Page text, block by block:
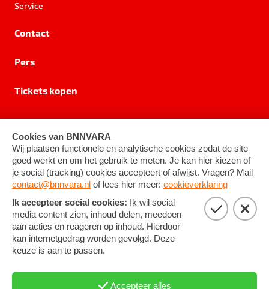
Service
Contact
Pers
Tickets kopen
Privacy Cookie-instellingen
Algemene voorwaarden ©2026BNNVARA